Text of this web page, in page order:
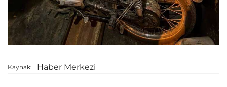
Kaynak: Haber Merkezi